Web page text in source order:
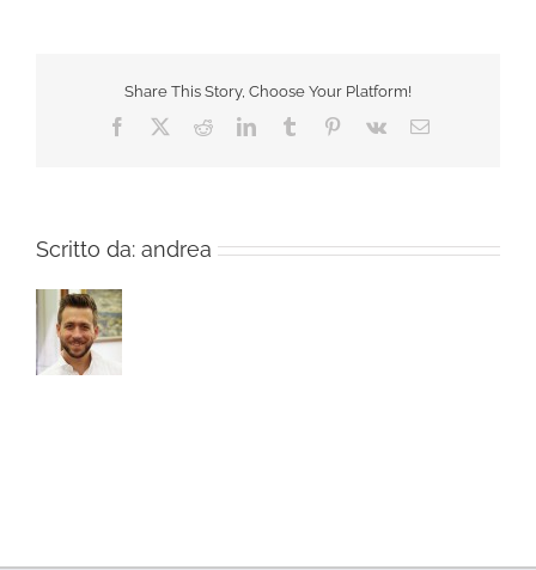
Share This Story, Choose Your Platform!
Facebook RedditLinkedInTumblr Pinterest
Vk Email
Scritto da: andrea